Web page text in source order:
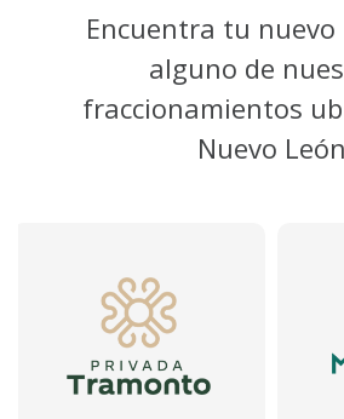
Encuentra tu nuevo
alguno de
fraccionamientos
Nuevo León